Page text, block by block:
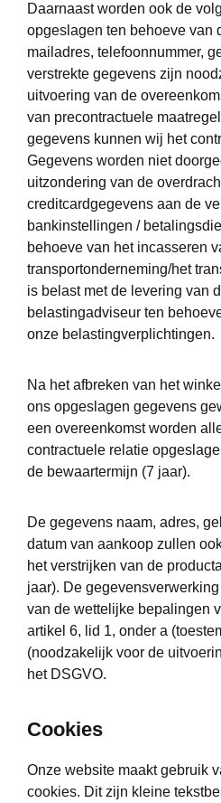
Daarnaast worden ook de
opgeslagen ten behoeve van
mailadres, telefoonnummer,
verstrekte gegevens zijn
uitvoering van de
van precontractuele
gegevens kunnen wij het
Gegevens worden niet
uitzondering van de
creditcardgegevens aan de
bankinstellingen /
behoeve van het incasseren
transportonderneming/het
is belast met de levering van
belastingadviseur ten
onze belastingverplichtingen.
Na het afbreken van het
ons opgeslagen gegevens
een overeenkomst worden
contractuele relatie
de bewaartermijn (7 jaar).
De gegevens naam, adres,
datum van aankoop zullen
het verstrijken van de
jaar). De
van de wettelijke bepalingen
artikel 6, lid 1, onder a
(noodzakelijk voor de
het DSGVO.
Cookies
Onze website maakt gebruik
cookies. Dit zijn kleine